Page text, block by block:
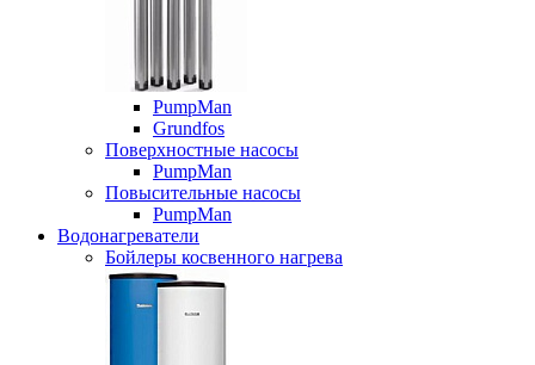
PumpMan
Grundfos
Поверхностные насосы
PumpMan
Повысительные насосы
PumpMan
Водонагреватели
Бойлеры косвенного нагрева